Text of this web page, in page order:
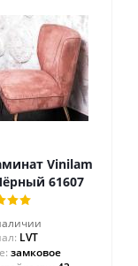
Vinilam
61607
LVT
замковое